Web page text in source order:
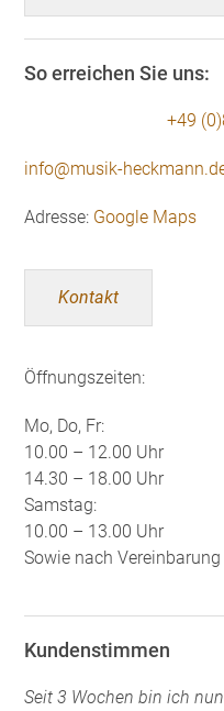
So erreichen Sie uns:
+49
info@musik-
Adresse: Google Maps
Kontakt
Öffnungszeiten:
Mo, Do, Fr:
10.00 – 12.00 Uhr
14.30 – 18.00 Uhr
Samstag:
10.00 – 13.00 Uhr
Sowie nach Vereinbarung
Kundenstimmen
Seit 3 Wochen bin ich